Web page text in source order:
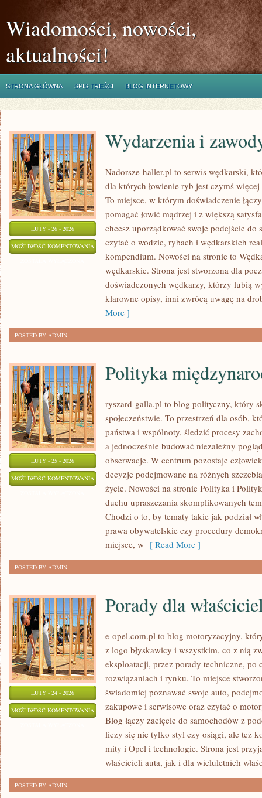
Wiadomości, nowości,
aktualności!
STRONA GŁÓWNA SPIS TREŚCI BLOG INTERNETOWY
LUTY - 26 - 2026
MOŻLIWOŚĆ KOMENTOWANIA WYDARZENIA
ZAWODY
WĘDKARSKIE
Wydarzenia i
Nadorsze-haller.pl to serwis wędkarski,
dla których łowienie ryb jest czymś
To miejsce, w którym doświadczenie
pomagać łowić mądrzej i z większą
chcesz uporządkować swoje podejście
czytać o wodzie, rybach i wędkarskich
kompendium. Nowości na stronie to
wędkarskie. Strona jest stworzona dla
doświadczonych wędkarzy, którzy lubią
klarowne opisy, inni zwrócą uwagę na
More ]
POSTED BY ADMIN
LUTY - 25 - 2026
MOŻLIWOŚĆ KOMENTOWANIA POLITYKA
MIĘDZYNARODOWA
Polityka
ryszard-galla.pl to blog polityczny, który
społeczeństwie. To przestrzeń dla osób,
państwa i wspólnoty, śledzić procesy
a jednocześnie budować niezależny
obserwacje. W centrum pozostaje
decyzje podejmowane na różnych
życie. Nowości na stronie Polityka i
duchu upraszczania skomplikowanych
Chodzi o to, by tematy takie jak podział
prawa obywatelskie czy procedury
miejsce, w [ Read More ]
POSTED BY ADMIN
LUTY - 24 - 2026
MOŻLIWOŚĆ KOMENTOWANIA PORADY
WŁAŚCICIELI
Porady dla
e-opel.com.pl to blog motoryzacyjny,
z logo błyskawicy i wszystkim, co z nią
eksploatacji, przez porady techniczne, po
rozwiązaniach i rynku. To miejsce
świadomiej poznawać swoje auto,
zakupowe i serwisowe oraz czytać o
Blog łączy zacięcie do samochodów z
liczy się nie tylko styl czy osiągi, ale też
mity i Opel i technologie. Strona jest
właścicieli auta, jak i dla wieluletnich
POSTED BY ADMIN